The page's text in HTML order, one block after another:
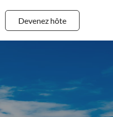
Devenez hôte